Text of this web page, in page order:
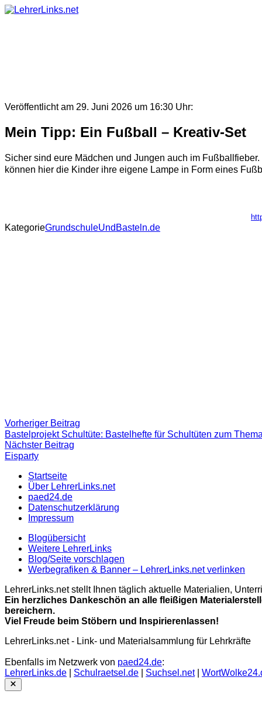
Skip
Veröffentlicht am 29. Juni 2026 um 16:30 Uhr:
Mein Tipp: Ein Fußball – Kreativ-Set
Sicher sind eure Mädchen und Jungen auch im
können hier die Kinder ihre eigene Lampe in Form eines
KategorieGrundschuleUndBasteln.de
Beitragsnavigation
Vorheriger Beitrag
Beitrag:
Bastelprojekt Schultüte: Bastelhefte für Schultüten zum
Nächster Beitrag
Eisparty
Startseite
Über LehrerLinks.net
paed24.de
Datenschutzerklärung
Impressum
Blogübersicht
Weitere LehrerLinks
Blog/Seite vorschlagen
Werbegrafiken & Banner – LehrerLinks.net verlinken
LehrerLinks.net stellt Ihnen täglich aktuelle Materialien,
Ein herzliches Dankeschön an alle fleißigen
bereichern.
Viel Freude beim Stöbern und Inspirierenlassen!
LehrerLinks.net - Link- und Materialsammlung für Lehrkräfte
Ebenfalls im Netzwerk von paed24.de:
LehrerLinks.de
Schulraetsel.de Suchsel.net|
Close